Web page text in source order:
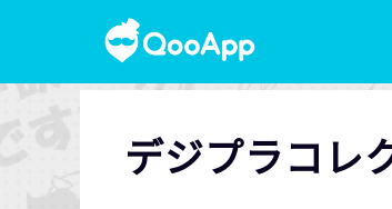
デジプラコレ